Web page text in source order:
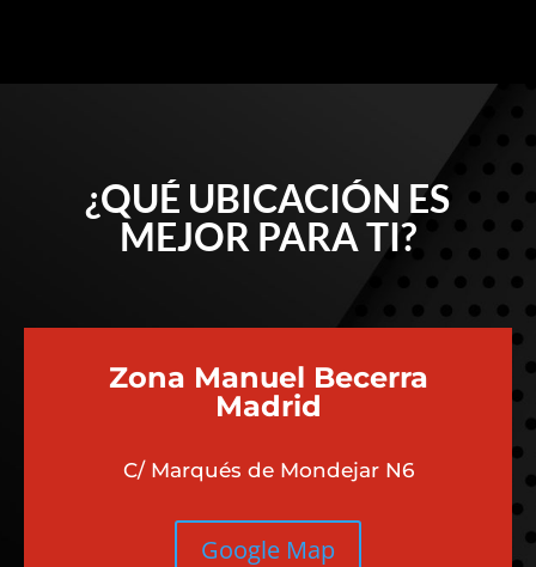
¿QUÉ UBICACIÓN ES
MEJOR PARA TI?
Zona Manuel Becerra
Madrid
C/ Marqués de Mondejar N6
Google Map